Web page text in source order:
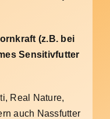
(z.B. bei
Sensitivfutter
Real Nature,
auch Nassfutter